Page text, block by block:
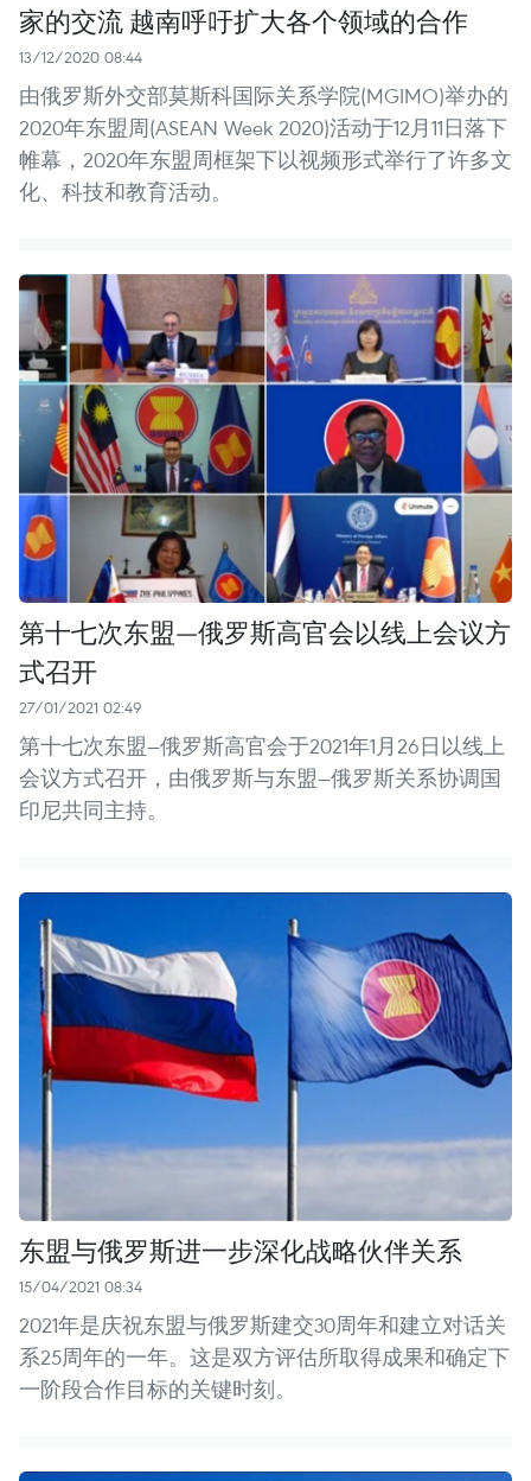
家的交流 越南呼吁扩大各个领域的合作
13/12/2020 08:44
由俄罗斯外交部莫斯科国际关系学院(MGIMO)举办的
2020年东盟周(ASEAN Week 2020)活动于12月11日落下
帷幕，2020年东盟周框架下以视频形式举行了许多文
化、科技和教育活动。
第十七次东盟—俄罗斯高官会以线上会议方
式召开
27/01/2021 02:49
第十七次东盟—俄罗斯高官会于2021年1月26日以线上
会议方式召开，由俄罗斯与东盟—俄罗斯关系协调国
印尼共同主持。
东盟与俄罗斯进一步深化战略伙伴关系
15/04/2021 08:34
2021年是庆祝东盟与俄罗斯建交30周年和建立对话关
系25周年的一年。这是双方评估所取得成果和确定下
一阶段合作目标的关键时刻。